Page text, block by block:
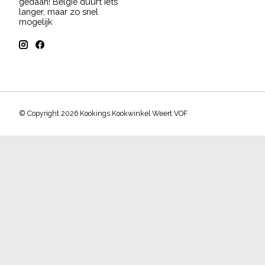
langer, maar zo snel
mogelijk
© Copyright 2026 Kookings Kookwinkel Weert VOF